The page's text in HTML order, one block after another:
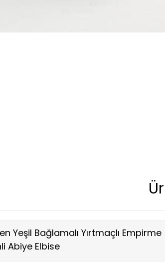
Yeşil Bağlamalı Yırtmaçlı Empirme
Abiye Elbise